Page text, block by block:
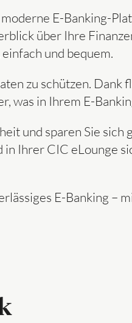
E-Banking-
über Ihre
und bequem.
zu schützen. Dank
was in Ihrem E-
und sparen Sie sich
in Ihrer CIC eLounge
E-Banking –